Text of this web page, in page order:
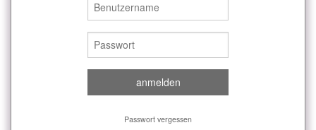
Passwort vergessen